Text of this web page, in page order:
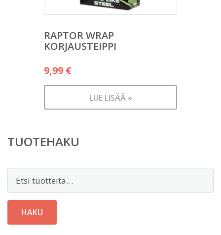
RAPTOR WRAP
KORJAUSTEIPPI
9,99 €
LUE LISÄÄ »
TUOTEHAKU
HAKU